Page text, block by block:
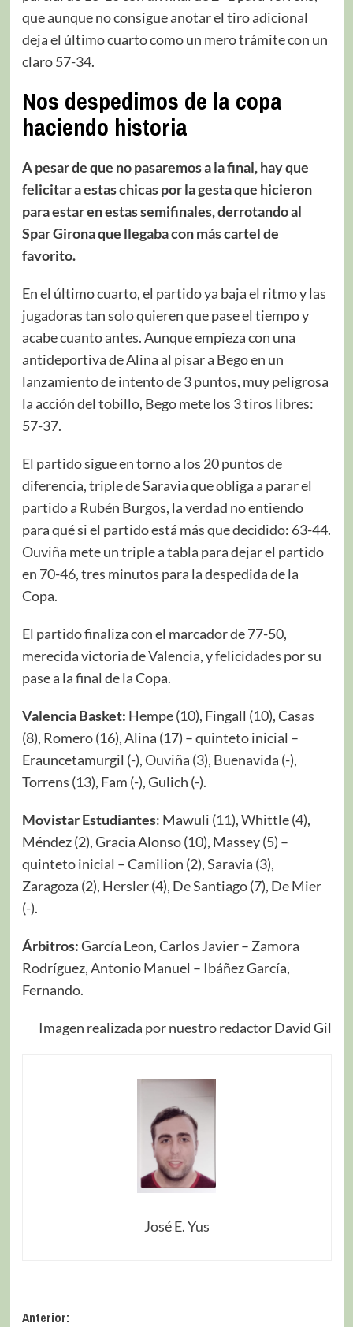
que aunque no consigue anotar el tiro adicional
deja el último cuarto como un mero trámite con un
claro 57-34.
Nos despedimos de la copa
haciendo historia
A pesar de que no pasaremos a la final, hay que
felicitar a estas chicas por la gesta que hicieron
para estar en estas semifinales, derrotando al
Spar Girona que llegaba con más cartel de
favorito.
En el último cuarto, el partido ya baja el ritmo y las
jugadoras tan solo quieren que pase el tiempo y
acabe cuanto antes. Aunque empieza con una
antideportiva de Alina al pisar a Bego en un
lanzamiento de intento de 3 puntos, muy peligrosa
la acción del tobillo, Bego mete los 3 tiros libres:
57-37.
El partido sigue en torno a los 20 puntos de
diferencia, triple de Saravia que obliga a parar el
partido a Rubén Burgos, la verdad no entiendo
para qué si el partido está más que decidido: 63-44.
Ouviña mete un triple a tabla para dejar el partido
en 70-46, tres minutos para la despedida de la
Copa.
El partido finaliza con el marcador de 77-50,
merecida victoria de Valencia, y felicidades por su
pase a la final de la Copa.
Valencia Basket: Hempe (10), Fingall (10), Casas
(8), Romero (16), Alina (17) – quinteto inicial –
Erauncetamurgil (-), Ouviña (3), Buenavida (-),
Torrens (13), Fam (-), Gulich (-).
Movistar Estudiantes: Mawuli (11), Whittle (4),
Méndez (2), Gracia Alonso (10), Massey (5) –
quinteto inicial – Camilion (2), Saravia (3),
Zaragoza (2), Hersler (4), De Santiago (7), De Mier
(-).
Árbitros:García Leon, Carlos Javier – Zamora
Rodríguez, Antonio Manuel – Ibáñez García,
Fernando.
Imagen realizada por nuestro redactor David Gil
José E. Yus
Anterior: